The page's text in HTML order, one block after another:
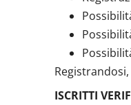
ISCRITTI